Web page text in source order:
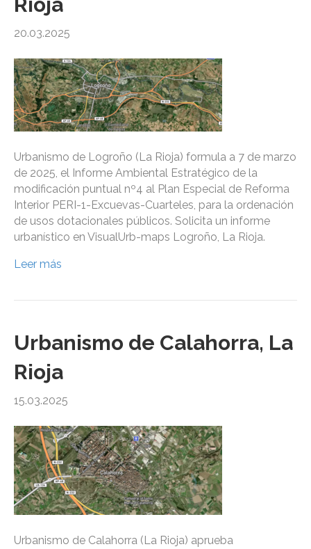
20.03.2025
Urbanismo de Logroño (La Rioja) formula a 7 de marzo
de 2025, el Informe Ambiental Estratégico de la
modificación puntual nº4 al Plan Especial de Reforma
Interior PERI-1-Excuevas-Cuarteles, para la ordenación
de usos dotacionales públicos. Solicita un informe
urbanístico en VisualUrb-maps Logroño, La Rioja.
Leer más
Urbanismo de Calahorra, La
Rioja
15.03.2025
Urbanismo de Calahorra (La Rioja) aprueba